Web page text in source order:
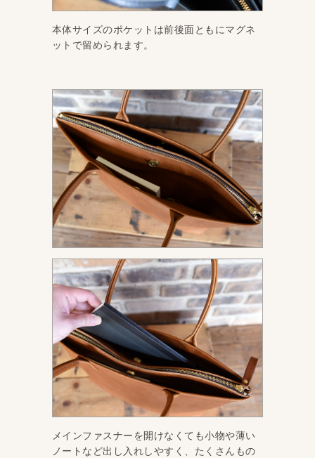
本体サイズのポケットは前後面ともにマグネ
ットで留められます。
メインファスナーを開けなくても小物や薄い
ノートなど出し入れしやすく、たくさんもの